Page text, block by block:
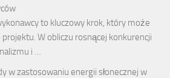
to kluczowy krok, który może
W obliczu rosnącej konkurencji
i …
w zastosowaniu energii słonecznej w